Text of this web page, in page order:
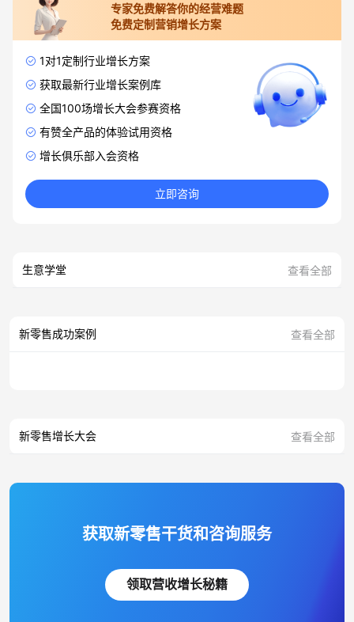
专家免费解答你的经营难题
免费定制营销增长方案
1对1定制行业增长方案
获取最新行业增长案例库
全国100场增长大会参赛资格
有赞全产品的体验试用资格
增长俱乐部入会资格
立即咨询
生意学堂 查看全部
新零售成功案例 查看全部
新零售增长大会 查看全部
获取新零售干货和咨询服务
领取营收增长秘籍